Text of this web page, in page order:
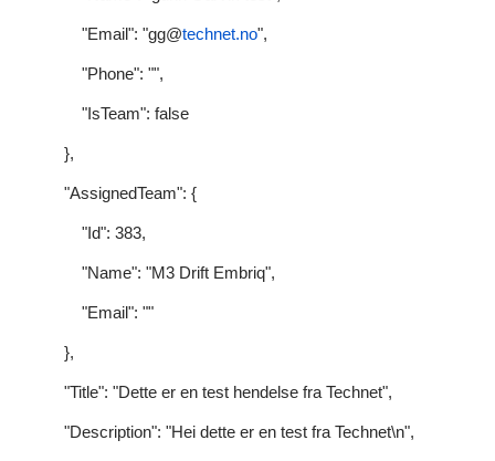
"Email": "gg@technet.no",
"Phone": "",
"IsTeam": false
},
"AssignedTeam": {
"Id": 383,
"Name": "M3 Drift Embriq",
"Email": ""
},
"Title": "Dette er en test hendelse fra Technet",
"Description": "Hei dette er en test fra Technet\n",